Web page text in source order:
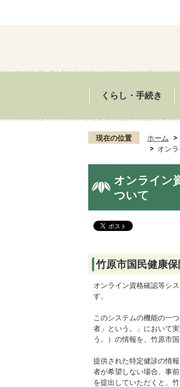
くらし・手続き
現在の位置 ホーム
オン
オンライン
ついて
竹原市国民健康
オンライン資格確認等シ
す。
このシステムの機能の一
者」という。」において
う。）の情報を、竹原市
提供された特定健診の情
者が希望しない場合、事
を提出していただくと、